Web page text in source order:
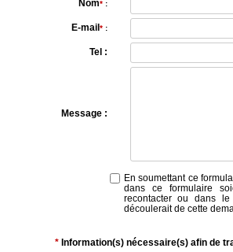
Nom*:
E-mail *:
Tel :
Message :
En soumettant ce
dans ce formulaire
recontacter ou dans
découlerait de cette
* Information(s) nécessaire(s) afin de